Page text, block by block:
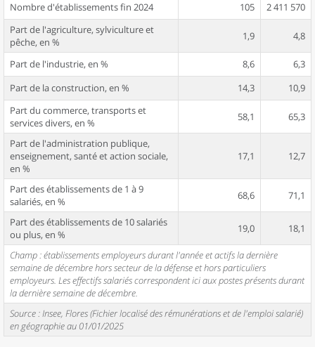
Nombre d'établissements fin 2024
105
2 411 570
Part de l'agriculture, sylviculture et
pêche, en %
1,9 4,8
Part de l'industrie, en % 8,6
6,3
Part de la construction, en %
14,3
10,9
Part du commerce, transports et
services divers, en %
58,1 65,3
Part de l'administration publique,
enseignement, santé et action sociale,
en %
17,1 12,7
Part des établissements de 1 à 9
salariés, en %
68,6 71,1
Part des établissements de 10 salariés
ou plus, en %
19,0 18,1
Champ : établissements employeurs durant l'année et actifs la dernière
semaine de décembre hors secteur de la défense et hors particuliers
employeurs. Les effectifs salariés correspondent ici aux postes présents durant
la dernière semaine de décembre.
Source : Insee, Flores (Fichier localisé des rémunérations et de l'emploi salarié)
en géographie au 01/01/2025